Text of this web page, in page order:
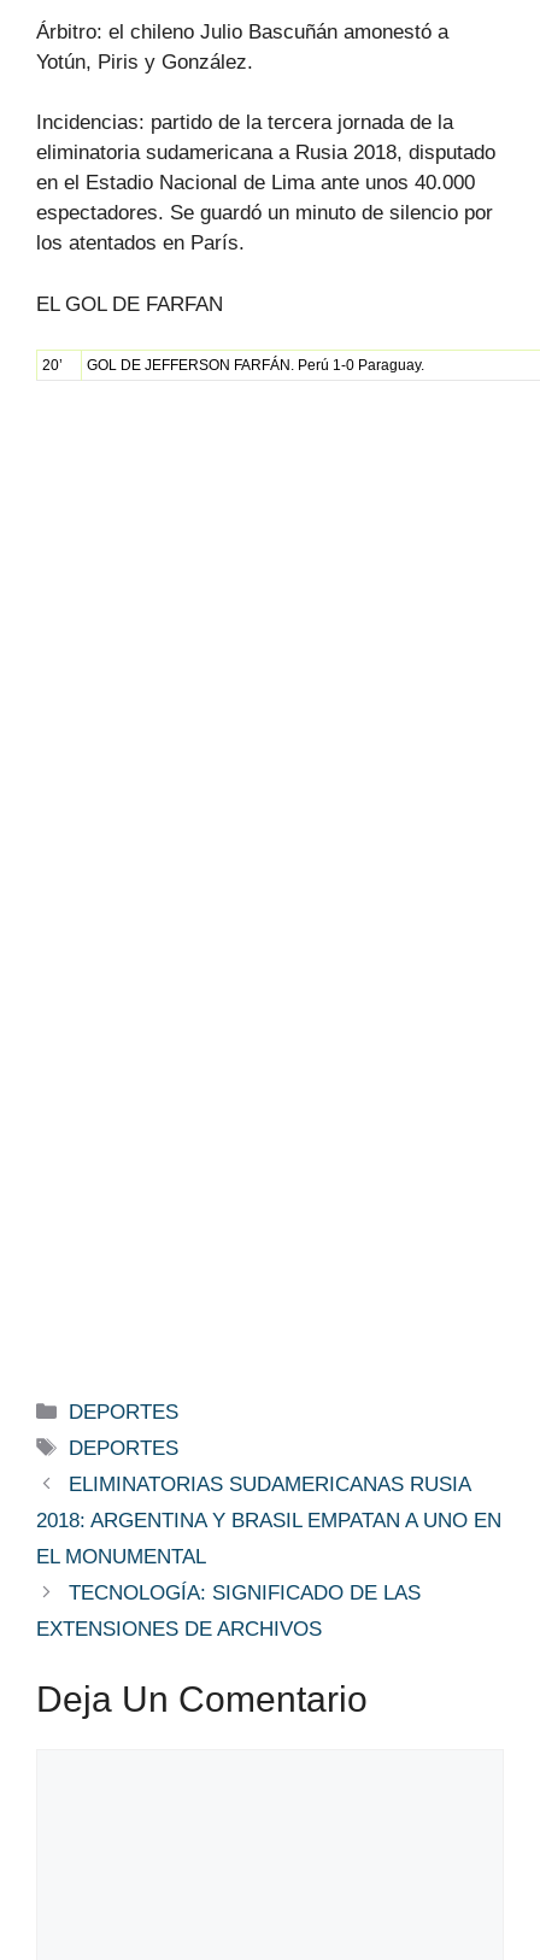
Árbitro: el chileno Julio Bascuñán amonestó a
Yotún, Piris y González.
Incidencias: partido de la tercera jornada de la
eliminatoria sudamericana a Rusia 2018, disputado
en el Estadio Nacional de Lima ante unos 40.000
espectadores. Se guardó un minuto de silencio por
los atentados en París.
EL GOL DE FARFAN
20’ GOL DE JEFFERSON FARFÁN . Perú 1-0 Paraguay.
Categorías
DEPORTES
Etiquetas
DEPORTES
ELIMINATORIAS SUDAMERICANAS RUSIA
2018: ARGENTINA Y BRASIL EMPATAN A UNO EN
EL MONUMENTAL
TECNOLOGÍA: SIGNIFICADO DE LAS
EXTENSIONES DE ARCHIVOS
Deja Un Comentario